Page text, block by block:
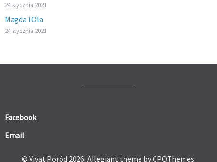
24 stycznia 2021
Magda i Ola
24 stycznia 2021
Facebook
Email
© Vivat Poród 2026. Allegiant theme by CPOThemes.